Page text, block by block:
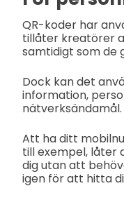
QR-koder har
tillåter kreatörer
samtidigt som de
Dock kan det
information,
nätverksändamål.
Att ha ditt
till exempel, låter
dig utan att
igen för att hitta